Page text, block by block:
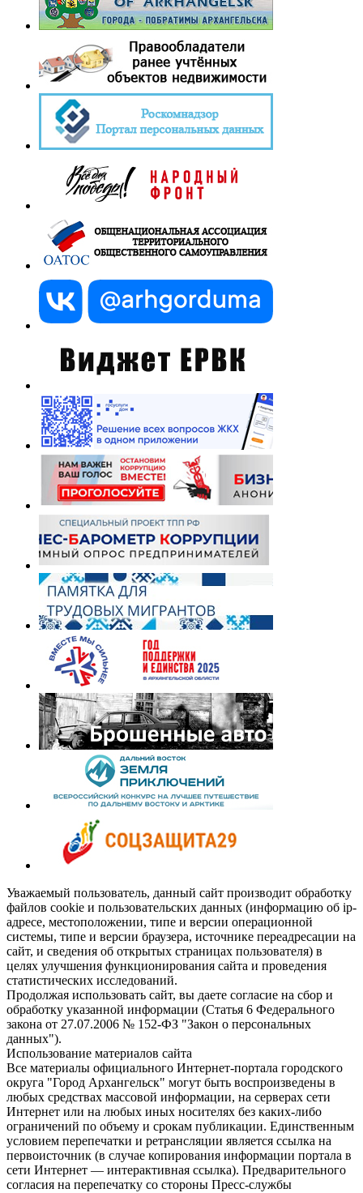
Уважаемый пользователь, данный сайт производит обработку
файлов cookie и пользовательских данных (информацию об ip-
адресе, местоположении, типе и версии операционной
системы, типе и версии браузера, источнике переадресации на
сайт, и сведения об открытых страницах пользователя) в
целях улучшения функционирования сайта и проведения
статистических исследований.
Продолжая использовать сайт, вы даете согласие на сбор и
обработку указанной информации (Статья 6 Федерального
закона от 27.07.2006 № 152-ФЗ "Закон о персональных
данных").
Использование материалов сайта
Все материалы официального Интернет-портала городского
округа "Город Архангельск" могут быть воспроизведены в
любых средствах массовой информации, на серверах сети
Интернет или на любых иных носителях без каких-либо
ограничений по объему и срокам публикации. Единственным
условием перепечатки и ретрансляции является ссылка на
первоисточник (в случае копирования информации портала в
сети Интернет — интерактивная ссылка). Предварительного
согласия на перепечатку со стороны Пресс-службы